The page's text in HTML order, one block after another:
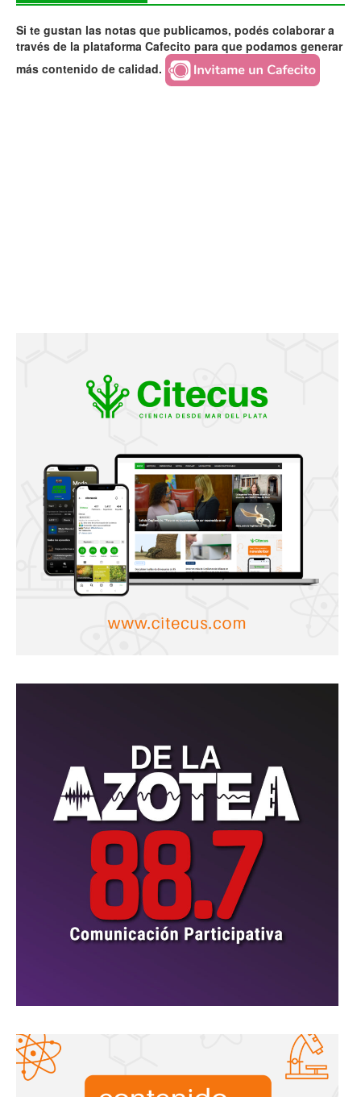
Si te gustan las notas que publicamos, podés colaborar a
través de la plataforma Cafecito para que podamos generar
más contenido de calidad.